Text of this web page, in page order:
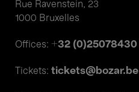
Rue Ravenstein, 23
1000 Bruxelles
Offices: +32 (0)25078430
Tickets: tickets@bozar.be